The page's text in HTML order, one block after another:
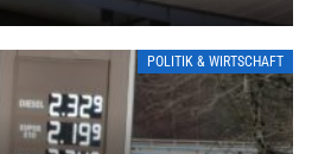
POLITIK & WIRTSCHAFT